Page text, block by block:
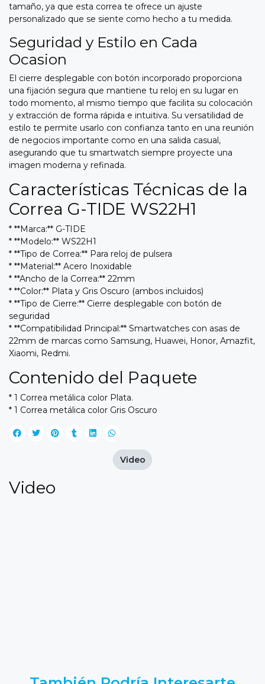
tamaño, ya que esta correa te ofrece un ajuste
personalizado que se siente como hecho a tu medida.
Seguridad y Estilo en Cada
Ocasion
El cierre desplegable con botón incorporado proporciona
una fijación segura que mantiene tu reloj en su lugar en
todo momento, al mismo tiempo que facilita su colocación
y extracción de forma rápida e intuitiva. Su versatilidad de
estilo te permite usarlo con confianza tanto en una reunión
de negocios importante como en una salida casual,
asegurando que tu smartwatch siempre proyecte una
imagen moderna y refinada.
Características Técnicas de la
Correa G-TIDE WS22H1
* **Marca:** G-TIDE
* **Modelo:** WS22H1
* **Tipo de Correa:** Para reloj de pulsera
* **Material:** Acero Inoxidable
* **Ancho de la Correa:** 22mm
* **Color:** Plata y Gris Oscuro (ambos incluidos)
* **Tipo de Cierre:** Cierre desplegable con botón de
seguridad
* **Compatibilidad Principal:** Smartwatches con asas de
22mm de marcas como Samsung, Huawei, Honor, Amazfit,
Xiaomi, Redmi.
Contenido del Paquete
* 1 Correa metálica color Plata.
* 1 Correa metálica color Gris Oscuro
Video
Video